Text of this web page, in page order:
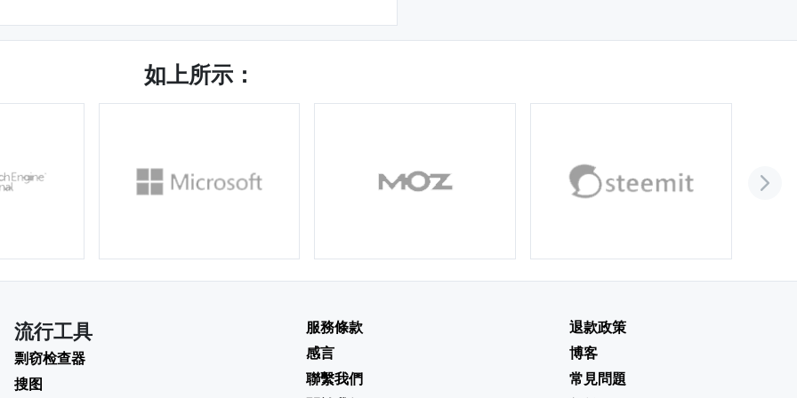
如上所示：
流行工具
剽窃检查器
搜图
服務條款
感言
聯繫我們
退款政策
博客
常見問題